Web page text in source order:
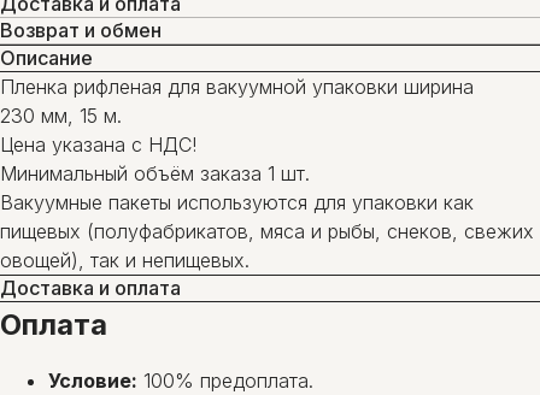
Возврат и обмен
Описание
Пленка рифленая для вакуумной упаковки ширина
230 мм, 15 м.
Цена указана с НДС!
Минимальный объём заказа 1 шт.
Вакуумные пакеты используются для упаковки как
пищевых (полуфабрикатов, мяса и рыбы, снеков, свежих
овощей), так и непищевых.
Доставка и оплата
Оплата
Условие: 100% предоплата.